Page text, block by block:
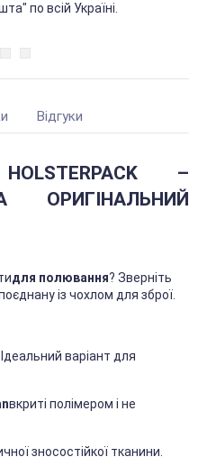
по всій Україні.
Відгуки
–
ОРИГІНАЛЬНИЙ
для полювання? Зверніть
із чохлом для зброї.
варіант для
вкриті полімером і не
зносостійкої тканини.